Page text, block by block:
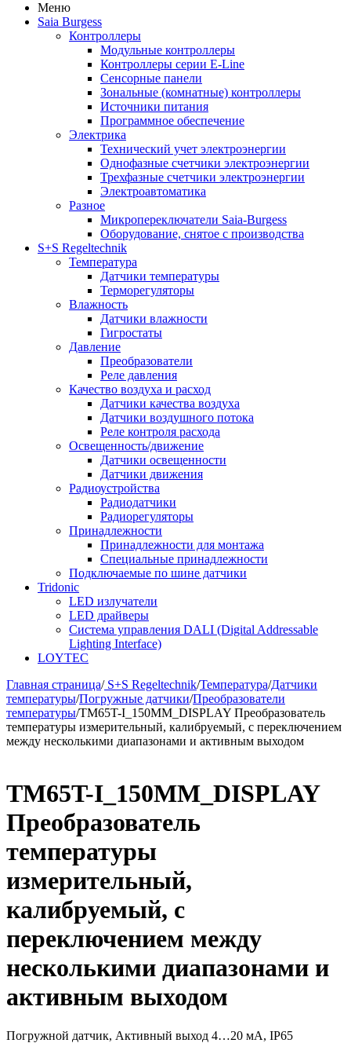
Меню
Saia Burgess
Контроллеры
Модульные контроллеры
Контроллеры серии E-Line
Сенсорные панели
Зональные (комнатные) контроллеры
Источники питания
Программное обеспечение
Электрика
Технический учет электроэнергии
Однофазные счетчики электроэнергии
Трехфазные счетчики электроэнергии
Электроавтоматика
Разное
Микропереключатели Saia-Burgess
Оборудование, снятое с производства
S+S Regeltechnik
Температура
Датчики температуры
Терморегуляторы
Влажность
Датчики влажности
Гигростаты
Давление
Преобразователи
Реле давления
Качество воздуха и расход
Датчики качества воздуха
Датчики воздушного потока
Реле контроля расхода
Освещенность/движение
Датчики освещенности
Датчики движения
Радиоустройства
Радиодатчики
Радиорегуляторы
Принадлежности
Принадлежности для монтажа
Специальные принадлежности
Подключаемые по шине датчики
Tridonic
LED излучатели
LED драйверы
Система управления DALI (Digital Addressable
Lighting Interface)
LOYTEC
Главная страница/S+S Regeltechnik/Температура/Датчики
температуры/Погружные датчики/Преобразователи
температуры/TM65T-I_150MM_DISPLAY Преобразователь
температуры измерительный, калибруемый, с переключением
между несколькими диапазонами и активным выходом
TM65T-I_150MM_DISPLAY
Преобразователь
температуры
измерительный,
калибруемый, с
переключением между
несколькими диапазонами и
активным выходом
Погружной датчик, Активный выход 4…20 мА, IP65